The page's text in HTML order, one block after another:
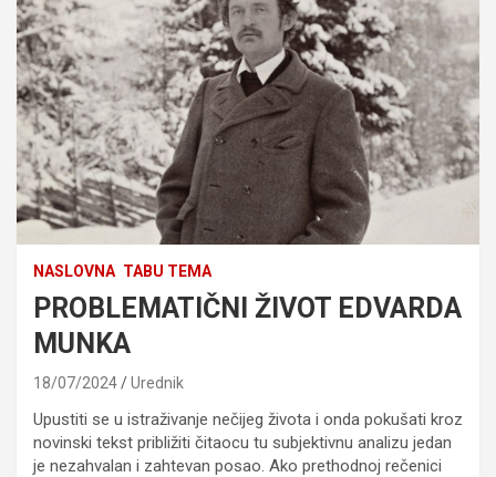
NASLOVNA TABU TEMA
PROBLEMATIČNI ŽIVOT EDVARDA
MUNKA
18/07/2024 Urednik
Upustiti se u istraživanje nečijeg života i onda pokušati kroz
novinski tekst približiti čitaocu tu subjektivnu analizu jedan
je nezahvalan i zahtevan posao. Ako prethodnoj rečenici